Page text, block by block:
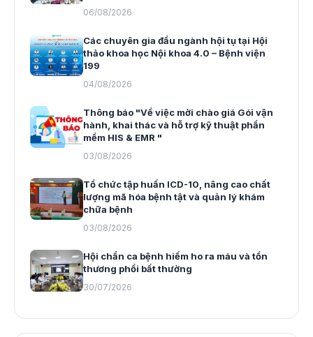
06/08/2026
Các chuyên gia đầu ngành hội tụ tại Hội
thảo khoa học Nội khoa 4.0 – Bệnh viện
199
04/08/2026
Thông báo "Về việc mời chào giá Gói vận
hành, khai thác và hỗ trợ kỹ thuật phần
mềm HIS & EMR "
03/08/2026
Tổ chức tập huấn ICD-10, nâng cao chất
lượng mã hóa bệnh tật và quản lý khám
chữa bệnh
03/08/2026
Hội chẩn ca bệnh hiếm ho ra máu và tổn
thương phổi bất thường
30/07/2026